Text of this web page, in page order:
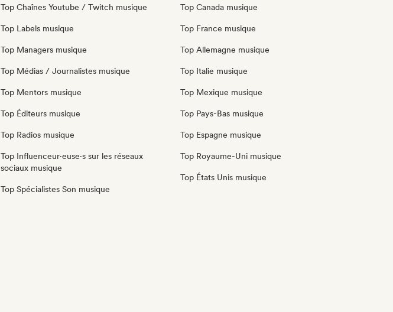
Top Chaînes Youtube / Twitch musique
Top Labels musique
Top Managers musique
Top Médias / Journalistes musique
Top Mentors musique
Top Éditeurs musique
Top Radios musique
Top Influenceur·euse·s sur les réseaux
sociaux musique
Top Spécialistes Son musique
Top Canada musique
Top France musique
Top Allemagne musique
Top Italie musique
Top Mexique musique
Top Pays-Bas musique
Top Espagne musique
Top Royaume-Uni musique
Top États Unis musique